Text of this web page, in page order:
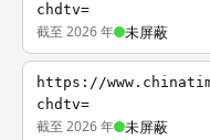
chdtv=
截至 2026 年 未屏蔽
https://
chdtv=
截至 2026 年 未屏蔽